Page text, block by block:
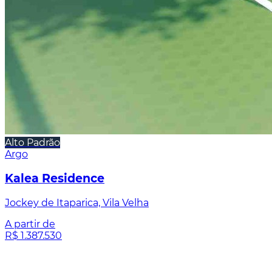
Alto Padrão
Argo
Kalea Residence
Jockey de Itaparica, Vila Velha
A partir de
R$ 1.387.530